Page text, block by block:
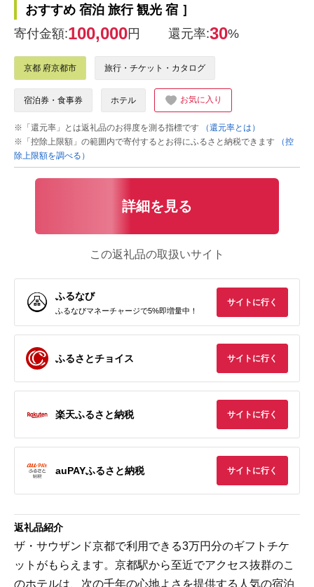
おすすめ 宿泊 旅行 観光 宿 ］
寄付金額:100,000円 還元率:30%
京都 府京都市 旅行・チケット・カタログ
宿泊券・食事券 ホテル お気に入り
※「還元率」とは返礼品のお得度を測る指標です
（還元率とは）
※「控除上限額」の範囲内で寄付するとお得にふるさと納税できます
（控
除上限額を調べる）
詳細を見る
この返礼品の取扱いサイト
ふるなび
ふるなびマネーチャージで5%即増量中！
サイトに行く
ふるさとチョイス サイトに行く
楽天ふるさと納税 サイトに行く
auPAYふるさと納税 サイトに行く
返礼品紹介
ザ・サウザンド京都で利用できる3万円分のギフトチケ
ットがもらえます。京都駅から至近でアクセス抜群のこ
のホテルは、次の千年の心地よさを提供する人気の宿泊